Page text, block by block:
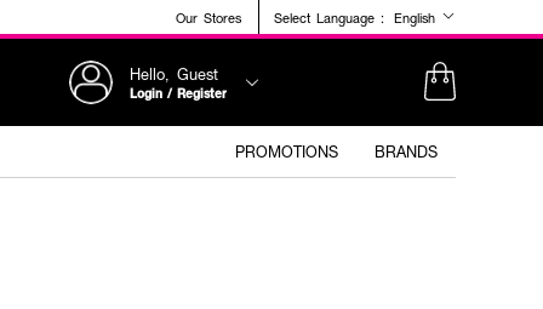
Our Stores Select Language : English
Hello, Guest
Login / Register
PROMOTIONS BRANDS